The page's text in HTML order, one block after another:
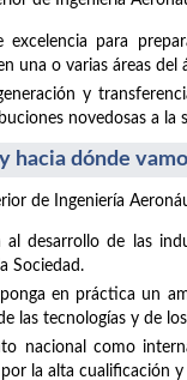
para
una o varias áreas
y
novedosas a
hacia dónde
de Ingeniería
desarrollo de las
Sociedad.
en práctica un
las tecnologías y de
nacional como
la alta cualificación